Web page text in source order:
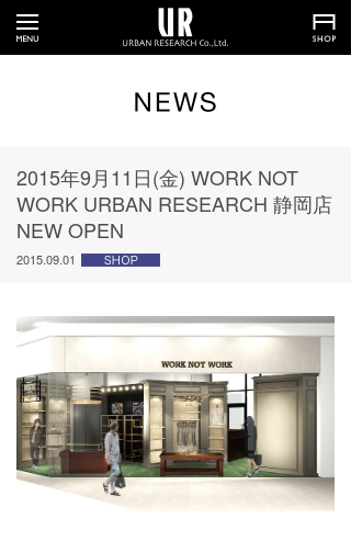
2015年9月11日(金) WORK NOT
WORK URBAN RESEARCH 静岡店
NEW OPEN
2015.09.01